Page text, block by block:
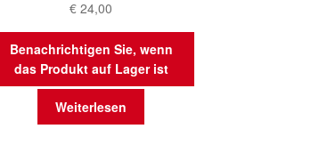
€ 24,00
Benachrichtigen Sie, wenn
das Produkt auf Lager ist
Weiterlesen